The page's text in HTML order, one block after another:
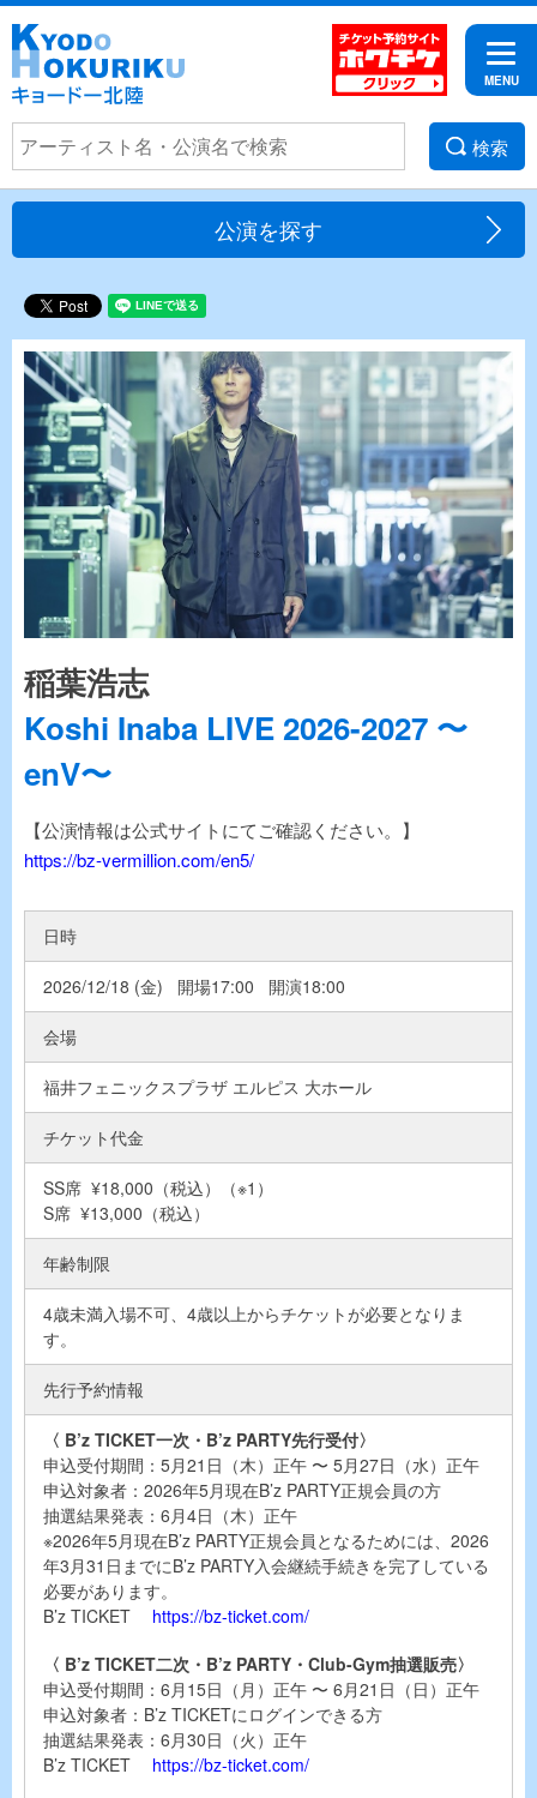
検索
公演を探す
稲葉浩志
Koshi Inaba LIVE 2026-2027 〜
enV〜
【公演情報は公式サイトにてご確認ください。】
https://bz-vermillion.com/en5/
日時
2026/12/18 (金) 開場17:00 開演18:00
会場
福井フェニックスプラザ エルピス 大ホール
チケット代金
SS席 ¥18,000（税込）（※1）
S席 ¥13,000（税込）
年齢制限
4歳未満入場不可、4歳以上からチケットが必要となりま
す。
先行予約情報
〈 B’z TICKET一次・B’z PARTY先行受付〉
申込受付期間：5月21日（木）正午 〜 5月27日（水）正午
申込対象者：2026年5月現在B’z PARTY正規会員の方
抽選結果発表：6月4日（木）正午
※2026年5月現在B’z PARTY正規会員となるためには、2026
年3月31日までにB’z PARTY入会継続手続きを完了している
必要があります。
B’z TICKET https://bz-ticket.com/
〈 B’z TICKET二次・B’z PARTY・Club-Gym抽選販売〉
申込受付期間：6月15日（月）正午 〜 6月21日（日）正午
申込対象者：B’z TICKETにログインできる方
抽選結果発表：6月30日（火）正午
B’z TICKET https://bz-ticket.com/